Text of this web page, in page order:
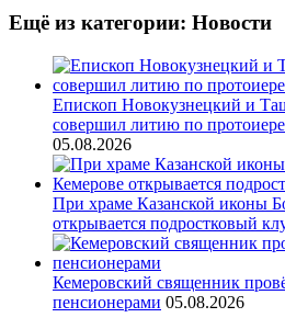
Ещё из категории: Новости
Епископ Новокузнецкий и
совершил литию по
05.08.2026
При храме Казанской иконы
открывается подростковый
Кемеровский священник
пенсионерами 05.08.2026